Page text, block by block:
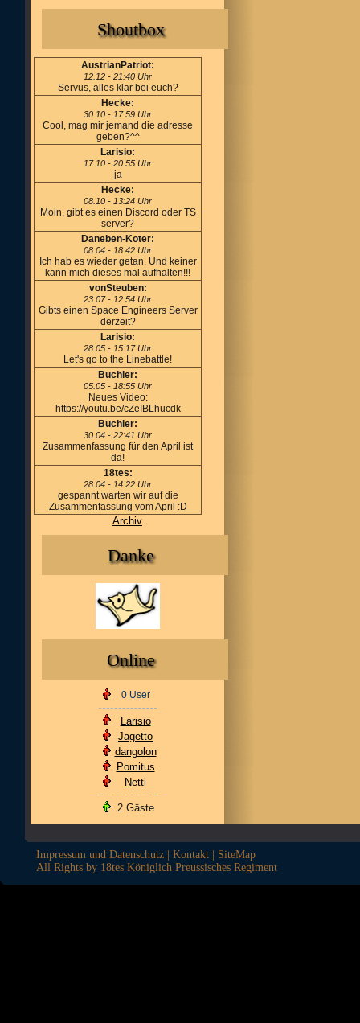
Shoutbox
AustrianPatriot:
12.12 - 21:40 Uhr
Servus, alles klar bei euch?
Hecke:
30.10 - 17:59 Uhr
Cool, mag mir jemand die adresse
geben?^^
Larisio:
17.10 - 20:55 Uhr
ja
Hecke:
08.10 - 13:24 Uhr
Moin, gibt es einen Discord oder TS
server?
Daneben-Koter:
08.04 - 18:42 Uhr
Ich hab es wieder getan. Und keiner
kann mich dieses mal aufhalten!!!
vonSteuben:
23.07 - 12:54 Uhr
Gibts einen Space Engineers Server
derzeit?
Larisio:
28.05 - 15:17 Uhr
Let's go to the Linebattle!
Buchler:
05.05 - 18:55 Uhr
Neues Video:
https://youtu.be/cZeIBLhucdk
Buchler:
30.04 - 22:41 Uhr
Zusammenfassung für den April ist
da!
18tes:
28.04 - 14:22 Uhr
gespannt warten wir auf die
Zusammenfassung vom April :D
Archiv
Danke
Online
0 User
Larisio
Jagetto
dangolon
Pomitus
Netti
2 Gäste
Impressum und Datenschutz Kontakt
SiteMap
All Rights by 18tes Königlich Preussisches Regiment